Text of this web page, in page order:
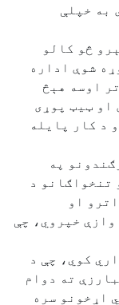
به خپلې
څو کالو
شوې اداره
اوسه هېڅ
او ټيټ پوړی
د کار پايله
په
تنخواګانو د
او
خپروي، چې
کوي، چې د
ته دوام
اړخونو سره